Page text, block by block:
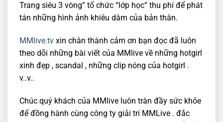
Trang siêu 3 vòng” tổ chức “lớp học” thu phí để phát
tán những hình ảnh khiêu dâm của bản thân.
MMlive.tv xin chân thành cảm ơn bạn đọc đã luôn
theo dõi những bài viết của MMlive về những hotgirl
xinh đẹp , scandal , những clip nóng của hotgirl .
v..v..
Chúc quý khách của MMlive luôn tràn đầy sức khỏe
để đồng hành cùng công ty giải trí MMLive . đắc